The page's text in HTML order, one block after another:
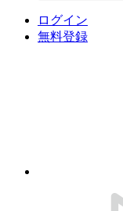
ログイン
無料登録